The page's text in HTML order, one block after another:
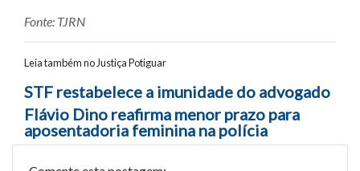
Fonte: TJRN
Leia também no Justiça Potiguar
Navegação entre posts
STF restabelece a imunidade do advogado
Flávio Dino reafirma menor prazo para
aposentadoria feminina na polícia